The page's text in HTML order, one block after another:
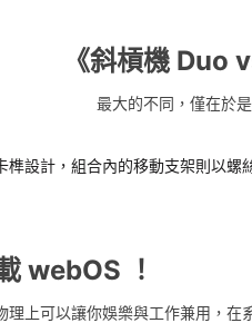
《斜槓機 Duo
最大的不同，僅在於
設計，組合內的移動支架則以螺
webOS ！
上可以讓你娛樂與工作兼用，在